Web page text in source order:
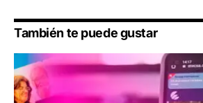
También te puede gustar